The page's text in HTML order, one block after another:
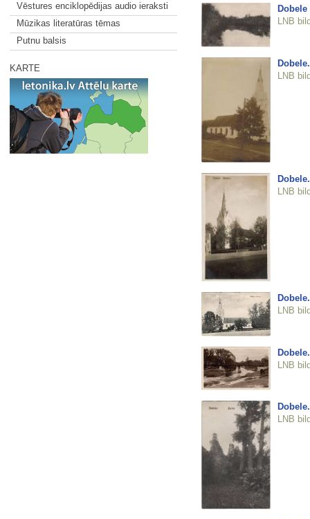
Vēstures enciklopēdijas audio ieraksti
Mūzikas literatūras tēmas
Putnu balsis
KARTE
Dobele
LNB
LNB
LNB
LNB
LNB
LNB